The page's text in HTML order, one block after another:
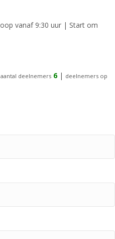
vanaf 9:30 uur | Start om
deelnemers 6| deelnemers op